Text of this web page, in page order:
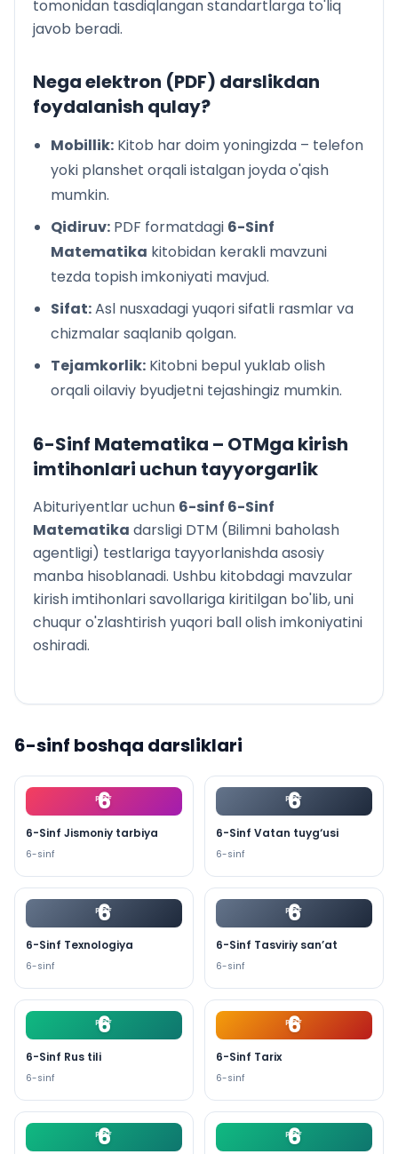
tomonidan tasdiqlangan standartlarga to'liq
javob beradi.
Nega elektron (PDF) darslikdan
foydalanish qulay?
Mobillik: Kitob har doim yoningizda – telefon
yoki planshet orqali istalgan joyda o'qish
mumkin.
Qidiruv: PDF formatdagi 6-Sinf
Matematika kitobidan kerakli mavzuni
tezda topish imkoniyati mavjud.
Sifat:Asl nusxadagi yuqori sifatli rasmlar va
chizmalar saqlanib qolgan.
Tejamkorlik: Kitobni bepul yuklab olish
orqali oilaviy byudjetni tejashingiz mumkin.
6-Sinf Matematika – OTMga kirish
imtihonlari uchun tayyorgarlik
Abituriyentlar uchun 6-sinf 6-Sinf
Matematika darsligi DTM (Bilimni baholash
agentligi) testlariga tayyorlanishda asosiy
manba hisoblanadi. Ushbu kitobdagi mavzular
kirish imtihonlari savollariga kiritilgan bo'lib, uni
chuqur o'zlashtirish yuqori ball olish imkoniyatini
oshiradi.
6-sinf boshqa darsliklari
6
PDF
6-Sinf Jismoniy tarbiya
6-sinf
6
PDF
6-Sinf Vatan tuyg‘usi
6-sinf
6
PDF
6-Sinf Texnologiya
6-sinf
6
PDF
6-Sinf Tasviriy san’at
6-sinf
6
PDF
6-Sinf Rus tili
6-sinf
6
PDF
6-Sinf Tarix
6-sinf
6
PDF 6
PDF